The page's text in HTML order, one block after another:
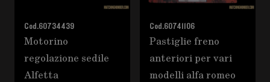
Cod.60734439
Motorino
regolazione sedile
Alfetta
Cod.60741106
Pastiglie freno
anteriori per vari
modelli alfa romeo